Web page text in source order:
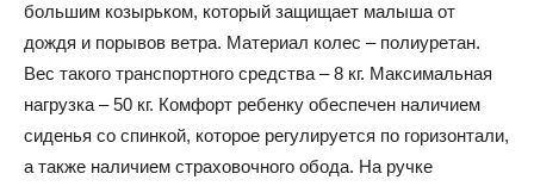
большим козырьком, который защищает малыша от
дождя и порывов ветра. Материал колес – полиуретан.
Вес такого транспортного средства – 8 кг. Максимальная
нагрузка – 50 кг. Комфорт ребенку обеспечен наличием
сиденья со спинкой, которое регулируется по горизонтали,
а также наличием страховочного обода. На ручке